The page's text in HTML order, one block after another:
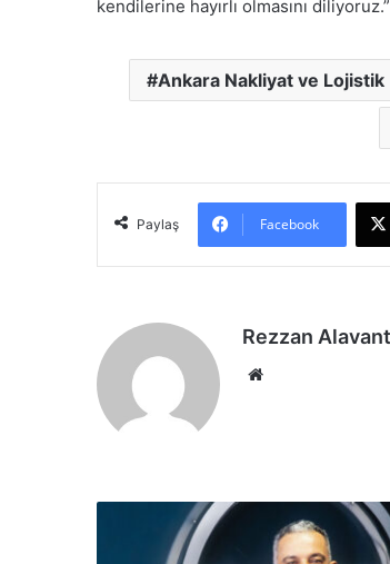
kendilerine hayırlı olmasını diliyoruz.”
Ankara Nakliyat ve Lojistik
Paylaş Facebook
Rezzan Alavant